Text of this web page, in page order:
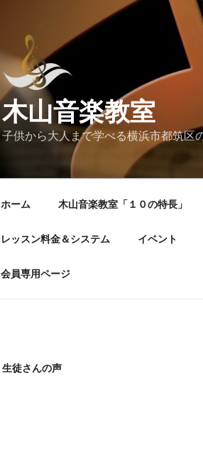
木山音楽教室
子供から大人まで学べる横浜市都筑区
ホーム 木山音楽教室「１０の特長」
レッスン料金＆システム イベント
会員専用ページ
生徒さんの声